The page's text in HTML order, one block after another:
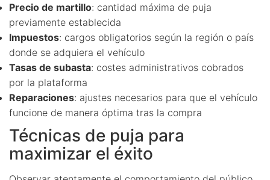
Precio de martillo: cantidad máxima de puja
previamente establecida
Impuestos: cargos obligatorios según la región o país
donde se adquiera el vehículo
Tasas de subasta: costes administrativos cobrados
por la plataforma
Reparaciones: ajustes necesarios para que el vehículo
funcione de manera óptima tras la compra
Técnicas de puja para
maximizar el éxito